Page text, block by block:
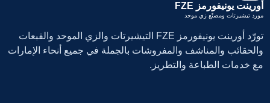
أورينت يونيفورمز FZE
مورد تيشيرتات ومصنّع زي موحد
تورّد أورينت يونيفورمز FZE التيشيرتات والزي الموحد والقبعات
والحقائب والمناشف والمفروشات بالجملة في جميع أنحاء الإمارات
مع خدمات الطباعة والتطريز.